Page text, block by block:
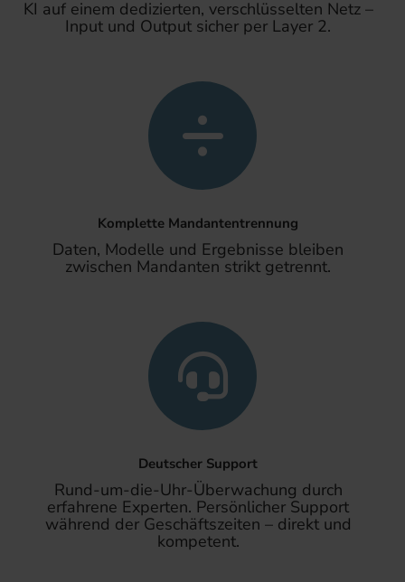
KI auf einem dedizierten, verschlüsselten Netz –
Input und Output sicher per Layer 2.
Komplette Mandantentrennung
Daten, Modelle und Ergebnisse bleiben
zwischen Mandanten strikt getrennt.
Deutscher Support
Rund-um-die-Uhr-Überwachung durch
erfahrene Experten. Persönlicher Support
während der Geschäftszeiten – direkt und
kompetent.